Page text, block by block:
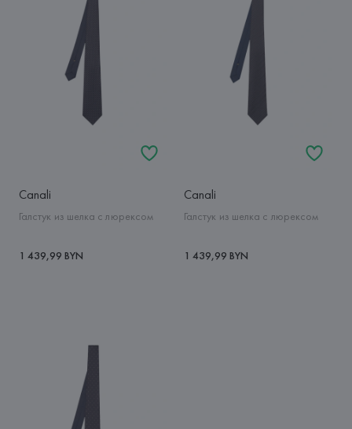
Canali
Галстук из шелка с люрексом
1 439,99 BYN
Canali
Галстук из шелка с люрексом
1 439,99 BYN